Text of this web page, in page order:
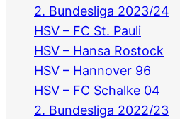
2. Bundesliga 2023/24
HSV – FC St. Pauli
HSV – Hansa Rostock
HSV – Hannover 96
HSV – FC Schalke 04
2. Bundesliga 2022/23